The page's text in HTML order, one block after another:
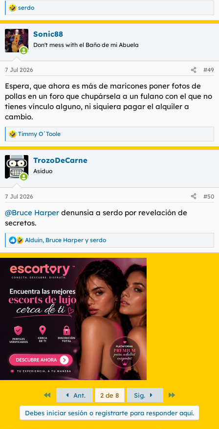
R
e
a
c
c
i
e
:
serdo
Sonic88
Don't mess with el Baño de mi Abuela
7 Jul 2026 #49
Espera, que ahora es más de maricones poner fotos de
pollas en un foro que chupársela a un fulano con el que no
tienes vínculo alguno, ni siquiera pagar el alquiler a
cambio.
R
e
a
c
c
i
e
:
Timmy O´Toole
TrozoDeCarne
Asiduo
7 Jul 2026 #50
@Bruce Harper denunsia a serdo por revelación de
secretos.
R
e
a
c
c
o
n
e
Alduin, Bruce Harper y serdo
PrimeroAnt. 2 de 8 Sig.
Debes iniciar sesión o registrarte para responder aquí.